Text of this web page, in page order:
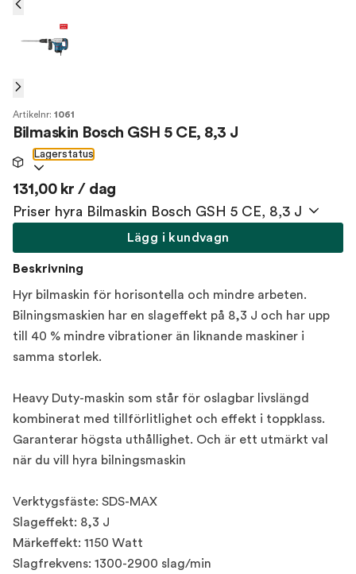
Artikelnr: 1061
Bilmaskin Bosch GSH 5 CE, 8,3 J
Lagerstatus
131,00 kr / dag
Priser hyra Bilmaskin Bosch GSH 5 CE, 8,3 J
Lägg i kundvagn
Beskrivning
Hyr bilmaskin för horisontella och mindre arbeten.
Bilningsmaskien har en slageffekt på 8,3 J och har upp
till 40 % mindre vibrationer än liknande maskiner i
samma storlek.
Heavy Duty-maskin som står för oslagbar livslängd
kombinerat med tillförlitlighet och effekt i toppklass.
Garanterar högsta uthållighet. Och är ett utmärkt val
när du vill hyra bilningsmaskin
Verktygsfäste: SDS-MAX
Slageffekt: 8,3 J
Märkeffekt: 1150 Watt
Slagfrekvens: 1300-2900 slag/min